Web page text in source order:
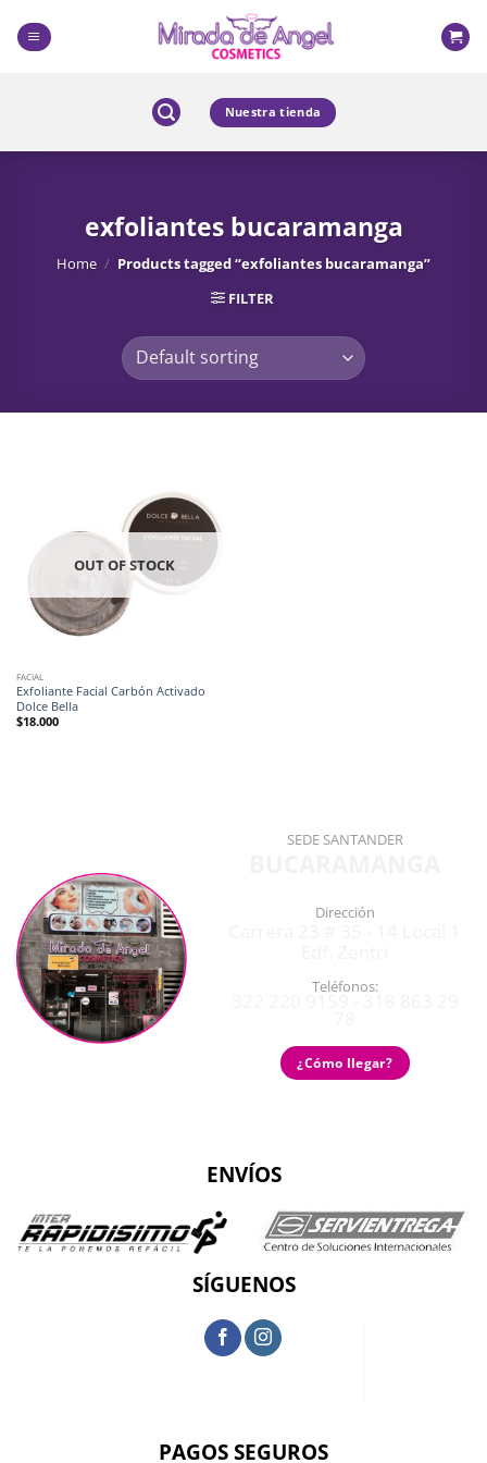
content
Nuestra tienda
exfoliantes bucaramanga
Home / Products tagged “exfoliantes bucaramanga”
FILTER
OUT OF STOCK
FACIAL
Exfoliante Facial Carbón Activado
Dolce Bella
$18.000
SEDE SANTANDER
Dirección
Teléfonos:
¿Cómo llegar?
ENVÍOS
SÍGUENOS
PAGOS SEGUROS